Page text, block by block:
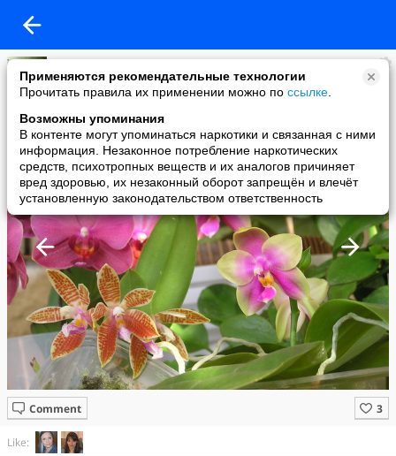
Применяются рекомендательные технологии
Прочитать правила их применении можно по ссылке
Возможны упоминания
В контенте могут упоминаться наркотики и связанная с ними
информация. Незаконное потребление наркотических
средств, психотропных веществ и их аналогов причиняет
вред здоровью, их незаконный оборот запрещён и влечёт
установленную законодательством ответственность
Ольга Мельникова
added a photo
31 Jul в 20:00
Comment
Like: